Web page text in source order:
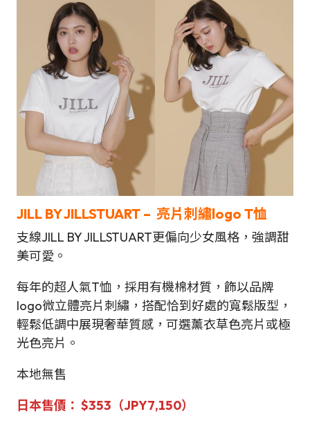
JILL BY JILLSTUART – 亮片刺繡logo T恤
支線JILL BY JILLSTUART更偏向少女風格，強調甜
美可愛。
每年的超人氣T恤，採用有機棉材質，飾以品牌
logo微立體亮片刺繡，搭配恰到好處的寬鬆版型，
輕鬆低調中展現奢華質感，可選薰衣草色亮片或極
光色亮片。
本地無售
日本售價： $353（JPY7,150）